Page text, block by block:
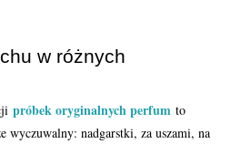
w różnych
próbek oryginalnych perfum to
wyczuwalny: nadgarstki, za uszami, na